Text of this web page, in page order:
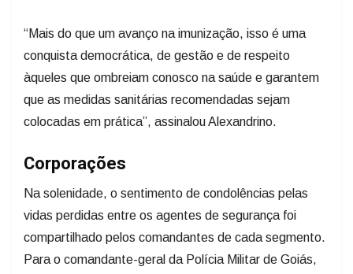
“Mais do que um avanço na imunização, isso é uma
conquista democrática, de gestão e de respeito
àqueles que ombreiam conosco na saúde e garantem
que as medidas sanitárias recomendadas sejam
colocadas em prática”, assinalou Alexandrino.
Corporações
Na solenidade, o sentimento de condolências pelas
vidas perdidas entre os agentes de segurança foi
compartilhado pelos comandantes de cada segmento.
Para o comandante-geral da Polícia Militar de Goiás,